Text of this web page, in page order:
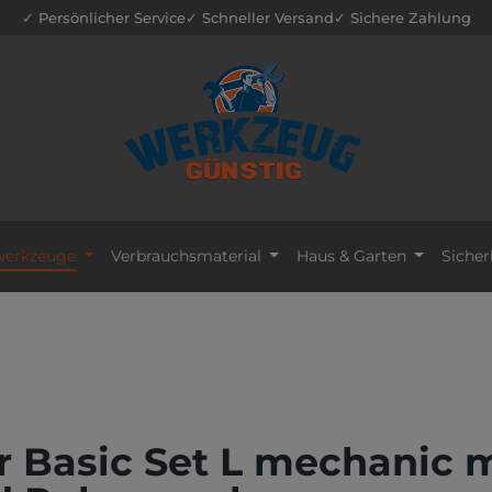
✓ Persönlicher Service✓ Schneller Versand✓ Sichere Zahlung
Verbrauchsmaterial Haus & Garten
Set L mechanic